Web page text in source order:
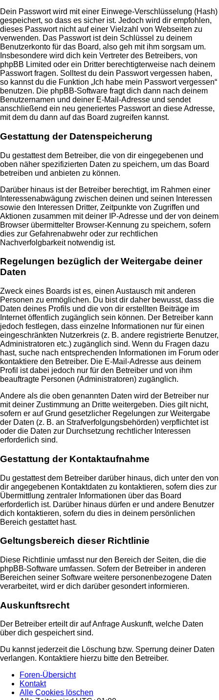
Dein Passwort wird mit einer Einwege-Verschlüsselung (Hash)
gespeichert, so dass es sicher ist. Jedoch wird dir empfohlen,
dieses Passwort nicht auf einer Vielzahl von Webseiten zu
verwenden. Das Passwort ist dein Schlüssel zu deinem
Benutzerkonto für das Board, also geh mit ihm sorgsam um.
Insbesondere wird dich kein Vertreter des Betreibers, von
phpBB Limited oder ein Dritter berechtigterweise nach deinem
Passwort fragen. Solltest du dein Passwort vergessen haben,
so kannst du die Funktion „Ich habe mein Passwort vergessen“
benutzen. Die phpBB-Software fragt dich dann nach deinem
Benutzernamen und deiner E-Mail-Adresse und sendet
anschließend ein neu generiertes Passwort an diese Adresse,
mit dem du dann auf das Board zugreifen kannst.
Gestattung der Datenspeicherung
Du gestattest dem Betreiber, die von dir eingegebenen und
oben näher spezifizierten Daten zu speichern, um das Board
betreiben und anbieten zu können.
Darüber hinaus ist der Betreiber berechtigt, im Rahmen einer
Interessenabwägung zwischen deinen und seinen Interessen
sowie den Interessen Dritter, Zeitpunkte von Zugriffen und
Aktionen zusammen mit deiner IP-Adresse und der von deinem
Browser übermittelter Browser-Kennung zu speichern, sofern
dies zur Gefahrenabwehr oder zur rechtlichen
Nachverfolgbarkeit notwendig ist.
Regelungen bezüglich der Weitergabe deiner
Daten
Zweck eines Boards ist es, einen Austausch mit anderen
Personen zu ermöglichen. Du bist dir daher bewusst, dass die
Daten deines Profils und die von dir erstellten Beiträge im
Internet öffentlich zugänglich sein können. Der Betreiber kann
jedoch festlegen, dass einzelne Informationen nur für einen
eingeschränkten Nutzerkreis (z. B. andere registrierte Benutzer,
Administratoren etc.) zugänglich sind. Wenn du Fragen dazu
hast, suche nach entsprechenden Informationen im Forum oder
kontaktiere den Betreiber. Die E-Mail-Adresse aus deinem
Profil ist dabei jedoch nur für den Betreiber und von ihm
beauftragte Personen (Administratoren) zugänglich.
Andere als die oben genannten Daten wird der Betreiber nur
mit deiner Zustimmung an Dritte weitergeben. Dies gilt nicht,
sofern er auf Grund gesetzlicher Regelungen zur Weitergabe
der Daten (z. B. an Strafverfolgungsbehörden) verpflichtet ist
oder die Daten zur Durchsetzung rechtlicher Interessen
erforderlich sind.
Gestattung der Kontaktaufnahme
Du gestattest dem Betreiber darüber hinaus, dich unter den von
dir angegebenen Kontaktdaten zu kontaktieren, sofern dies zur
Übermittlung zentraler Informationen über das Board
erforderlich ist. Darüber hinaus dürfen er und andere Benutzer
dich kontaktieren, sofern du dies in deinem persönlichen
Bereich gestattet hast.
Geltungsbereich dieser Richtlinie
Diese Richtlinie umfasst nur den Bereich der Seiten, die die
phpBB-Software umfassen. Sofern der Betreiber in anderen
Bereichen seiner Software weitere personenbezogene Daten
verarbeitet, wird er dich darüber gesondert informieren.
Auskunftsrecht
Der Betreiber erteilt dir auf Anfrage Auskunft, welche Daten
über dich gespeichert sind.
Du kannst jederzeit die Löschung bzw. Sperrung deiner Daten
verlangen. Kontaktiere hierzu bitte den Betreiber.
Foren-Übersicht
Kontakt
Alle Cookies löschen